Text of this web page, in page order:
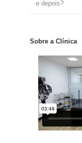
e depois?
Sobre a Clínica